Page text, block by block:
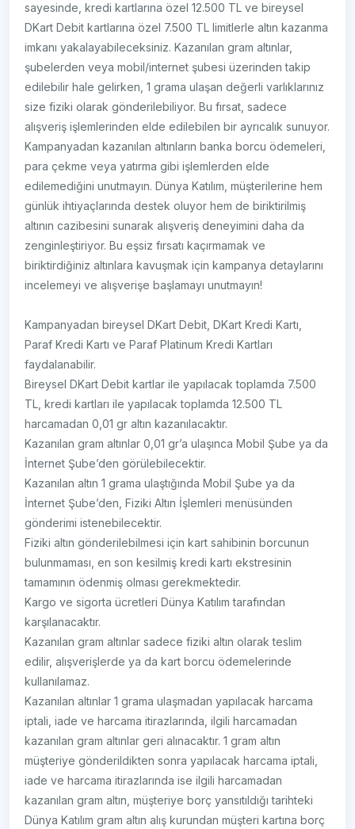
sayesinde, kredi kartlarına özel 12.500 TL ve bireysel
DKart Debit kartlarına özel 7.500 TL limitlerle altın kazanma
imkanı yakalayabileceksiniz. Kazanılan gram altınlar,
şubelerden veya mobil/internet şubesi üzerinden takip
edilebilir hale gelirken, 1 grama ulaşan değerli varlıklarınız
size fiziki olarak gönderilebiliyor. Bu fırsat, sadece
alışveriş işlemlerinden elde edilebilen bir ayrıcalık sunuyor.
Kampanyadan kazanılan altınların banka borcu ödemeleri,
para çekme veya yatırma gibi işlemlerden elde
edilemediğini unutmayın. Dünya Katılım, müşterilerine hem
günlük ihtiyaçlarında destek oluyor hem de biriktirilmiş
altının cazibesini sunarak alışveriş deneyimini daha da
zenginleştiriyor. Bu eşsiz fırsatı kaçırmamak ve
biriktirdiğiniz altınlara kavuşmak için kampanya detaylarını
incelemeyi ve alışverişe başlamayı unutmayın!
Kampanyadan bireysel DKart Debit, DKart Kredi Kartı,
Paraf Kredi Kartı ve Paraf Platinum Kredi Kartları
faydalanabilir.
Bireysel DKart Debit kartlar ile yapılacak toplamda 7.500
TL, kredi kartları ile yapılacak toplamda 12.500 TL
harcamadan 0,01 gr altın kazanılacaktır.
Kazanılan gram altınlar 0,01 gr’a ulaşınca Mobil Şube ya da
İnternet Şube’den görülebilecektir.
Kazanılan altın 1 grama ulaştığında Mobil Şube ya da
İnternet Şube’den, Fiziki Altın İşlemleri menüsünden
gönderimi istenebilecektir.
Fiziki altın gönderilebilmesi için kart sahibinin borcunun
bulunmaması, en son kesilmiş kredi kartı ekstresinin
tamamının ödenmiş olması gerekmektedir.
Kargo ve sigorta ücretleri Dünya Katılım tarafından
karşılanacaktır.
Kazanılan gram altınlar sadece fiziki altın olarak teslim
edilir, alışverişlerde ya da kart borcu ödemelerinde
kullanılamaz.
Kazanılan altınlar 1 grama ulaşmadan yapılacak harcama
iptali, iade ve harcama itirazlarında, ilgili harcamadan
kazanılan gram altınlar geri alınacaktır. 1 gram altın
müşteriye gönderildikten sonra yapılacak harcama iptali,
iade ve harcama itirazlarında ise ilgili harcamadan
kazanılan gram altın, müşteriye borç yansıtıldığı tarihteki
Dünya Katılım gram altın alış kurundan müşteri kartına borç